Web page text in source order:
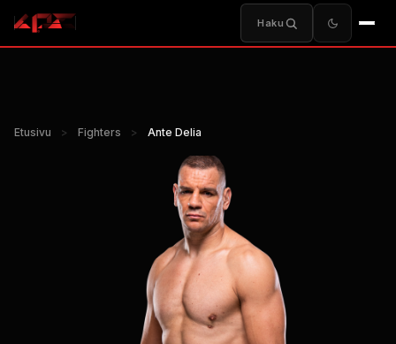
Haku
Etusivu > Fighters > Ante Delia